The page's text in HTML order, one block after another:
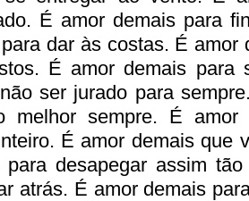
É amor demais para
dar às costas. É amor
É amor demais para
ser jurado para
melhor sempre. É
É amor demais que
para desapegar assim
atrás. É amor demais